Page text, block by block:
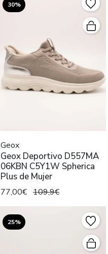
30%
Geox
Geox Deportivo D557MA
06KBN C5Y1W Spherica
Plus de Mujer
77,00€ 109,9€
25%